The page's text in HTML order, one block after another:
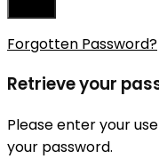
Forgotten Password?
Retrieve your
Please enter your
your password.